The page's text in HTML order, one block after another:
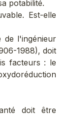
potabilité.
Est-elle
de l'ingénieur
1988), doit
facteurs : le
doit être